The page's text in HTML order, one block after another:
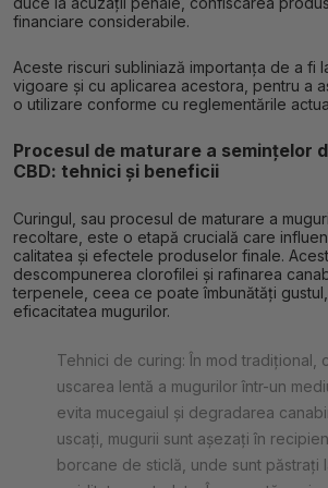
financiare considerabile.
Aceste riscuri subliniază importanța de a fi
vigoare și cu aplicarea acestora, pentru a
o utilizare conforme cu reglementările
Procesul de maturare a semințelor
CBD: tehnici și beneficii
Curingul, sau procesul de maturare a
recoltare, este o etapă crucială care
calitatea și efectele produselor finale.
descompunerea clorofilei și rafinarea
terpenele, ceea ce poate îmbunătăți
eficacitatea mugurilor.
Tehnici de curing: În mod tradițional,
uscarea lentă a mugurilor într-un
evita mucegaiul și degradarea
uscați, mugurii sunt așezați în
borcane de sticlă, unde sunt păstrați